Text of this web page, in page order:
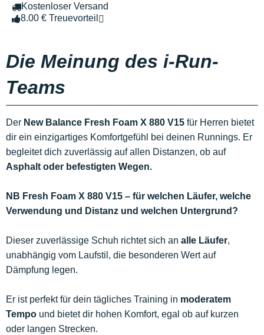
Kostenloser Versand
8.00 € Treuevorteil
Die Meinung des i-Run-
Teams
Der New Balance Fresh Foam X 880 V15 für Herren bietet
dir ein einzigartiges Komfortgefühl bei deinen Runnings. Er
begleitet dich zuverlässig auf allen Distanzen, ob auf
Asphalt oder befestigten Wegen.
NB Fresh Foam X 880 V15 – für welchen Läufer, welche
Verwendung und Distanz und welchen Untergrund?
Dieser zuverlässige Schuh richtet sich an alle Läufer,
unabhängig vom Laufstil, die besonderen Wert auf
Dämpfung legen.
Er ist perfekt für dein tägliches Training in moderatem
Tempo und bietet dir hohen Komfort, egal ob auf kurzen
oder langen Strecken.